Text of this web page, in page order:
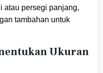
atau persegi panjang,
tambahan untuk
Ukuran